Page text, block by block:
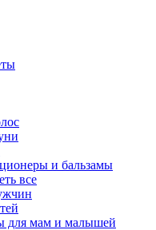
и бальзамы
все
для мам и малышей